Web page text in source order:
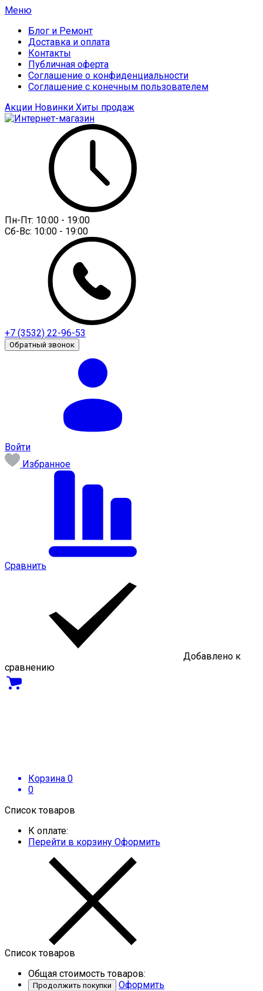
Меню
Блог и Ремонт
Доставка и оплата
Контакты
Публичная оферта
Соглашение о конфиденциальности
Соглашение с конечным пользователем
Акции Новинки Хиты продаж
Пн-Пт: 10:00 - 19:00
Сб-Вс: 10:00 - 19:00
+7 (3532) 22-96-53
Обратный звонок
Войти
Избранное
Сравнить
Добавлено к
сравнению
Корзина 0
0
Список товаров
К оплате:
Перейти в корзину Оформить
Список товаров
Общая стоимость товаров:
Продолжить покупки Оформить